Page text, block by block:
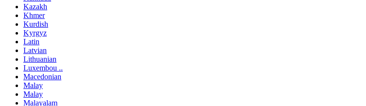
Kazakh
Khmer
Kurdish
Kyrgyz
Latin
Latvian
Lithuanian
Luxembou ..
Macedonian
Malay
Malay
Malayalam